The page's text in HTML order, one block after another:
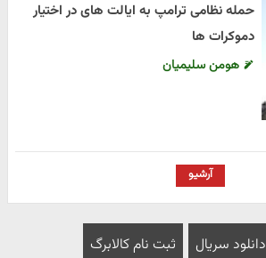
حمله نظامی ترامپ به ایالت های در اختیار
دموکرات ها
هومن سلیمیان
آرشیو
دانلود سریال ثبت نام کالابرگ